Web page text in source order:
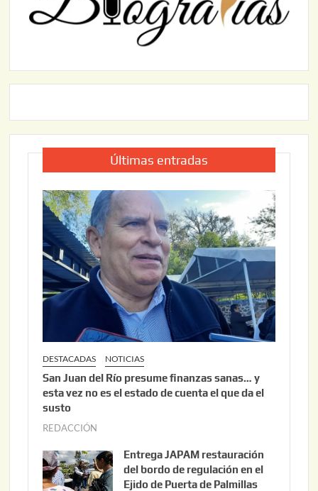
Últimas entradas
DESTACADAS NOTICIAS
San Juan del Río presume finanzas sanas… y
esta vez no es el estado de cuenta el que da el
susto
REDACCIÓN
o
s
Entrega JAPAM restauración
del bordo de regulación en el
Ejido de Puerta de Palmillas